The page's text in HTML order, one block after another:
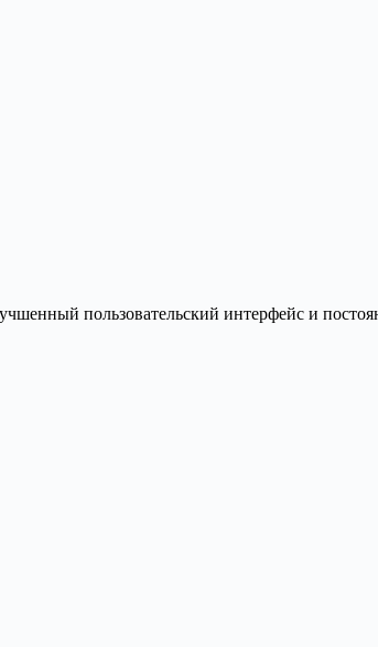
пользовательский интерфейс и